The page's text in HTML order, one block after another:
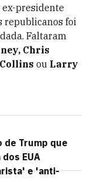
presidente
republicanos foi
Faltaram
Chris
ou Larry
de Trump que
EUA
e 'anti-